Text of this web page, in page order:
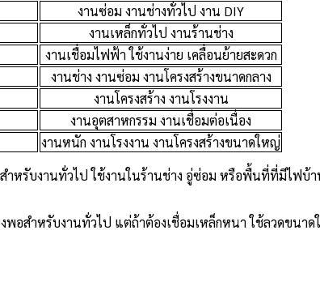
งานซ่อม งานช่างทั่วไป งาน DIY
งานเหล็กทั่วไป งานร้านช่าง
งานเชื่อมไฟฟ้า ใช้งานง่าย เคลื่อนย้ายสะดวก
งานช่าง งานซ่อม งานโครงสร้างขนาดกลาง
งานโครงสร้าง งานโรงงาน
งานอุตสาหกรรม งานเชื่อมต่อเนื่อง
งานหนัก งานโรงงาน งานโครงสร้างขนาดใหญ่
หรับงานทั่วไป ใช้งานในร้านช่าง อู่ซ่อม หรือพื้นที่ที่มีไฟบ้า
อสำหรับงานทั่วไป แต่ถ้าต้องเชื่อมเหล็กหนา ใช้ลวดขนา